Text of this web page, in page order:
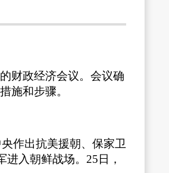
财政经济会议。会议确
施和步骤。
作出抗美援朝、保家卫
入朝鲜战场。25日，